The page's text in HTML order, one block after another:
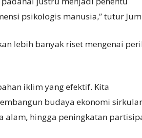
psikologis manusia,” tutur
lebih banyak riset mengenai
iklim yang efektif. Kita
budaya ekonomi
alam, hingga peningkatan